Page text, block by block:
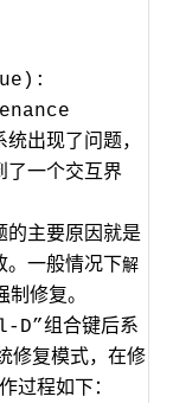
出现了问题，
了一个交互界
的主要原因就是
。一般情况下解
制修复。
D”组合键后系
修复模式，在修
过程如下：